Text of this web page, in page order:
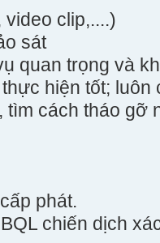
clip,....)
sát
quan trọng và
hiện tốt; luôn
tìm cách tháo gỡ
phát.
chiến dịch